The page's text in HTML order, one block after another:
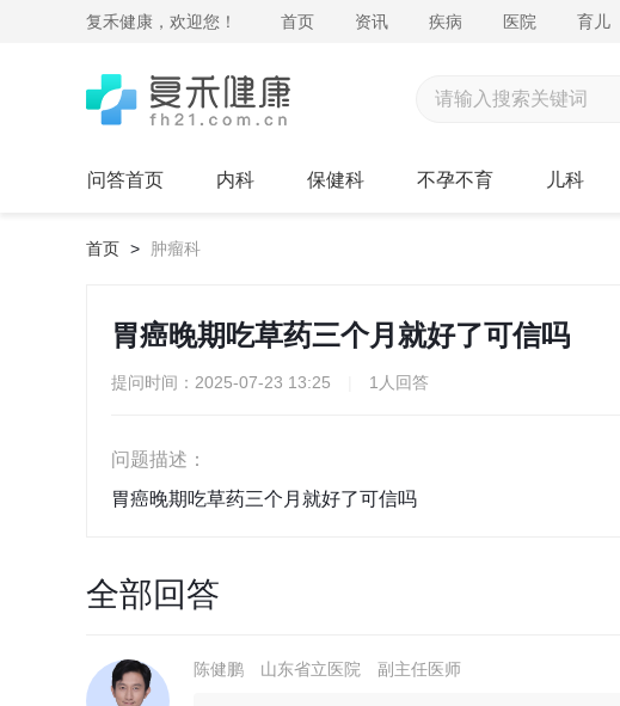
复禾健康，欢迎您！ 首页 资讯 疾病 医院 育儿
问答首页 内科 保健科 不孕不育 儿科
首页 > 肿瘤科
胃癌晚期吃草药三个月就好了可信吗
提问时间：2025-07-23 13:25 1人回答
问题描述：
胃癌晚期吃草药三个月就好了可信吗
全部回答
陈健鹏 山东省立医院 副主任医师